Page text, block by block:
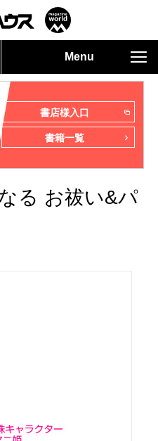
Menu
書店様入口
書籍一覧
る お祓い&パ